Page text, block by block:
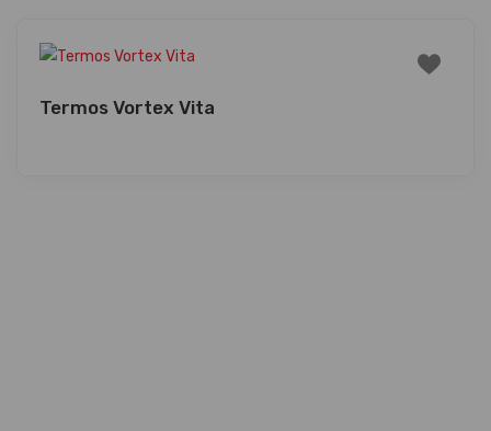
Termos Vortex Vita